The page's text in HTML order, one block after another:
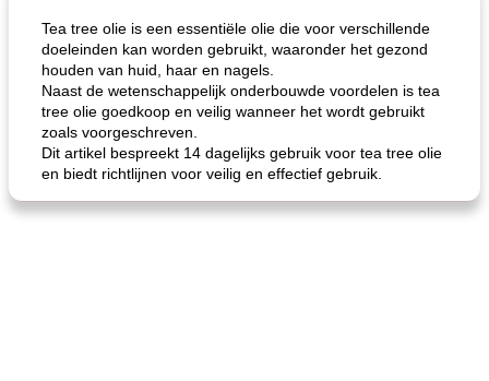
Tea tree olie is een essentiële olie die voor verschillende
doeleinden kan worden gebruikt, waaronder het gezond
houden van huid, haar en nagels.
Naast de wetenschappelijk onderbouwde voordelen is tea
tree olie goedkoop en veilig wanneer het wordt gebruikt
zoals voorgeschreven.
Dit artikel bespreekt 14 dagelijks gebruik voor tea tree olie
en biedt richtlijnen voor veilig en effectief gebruik.